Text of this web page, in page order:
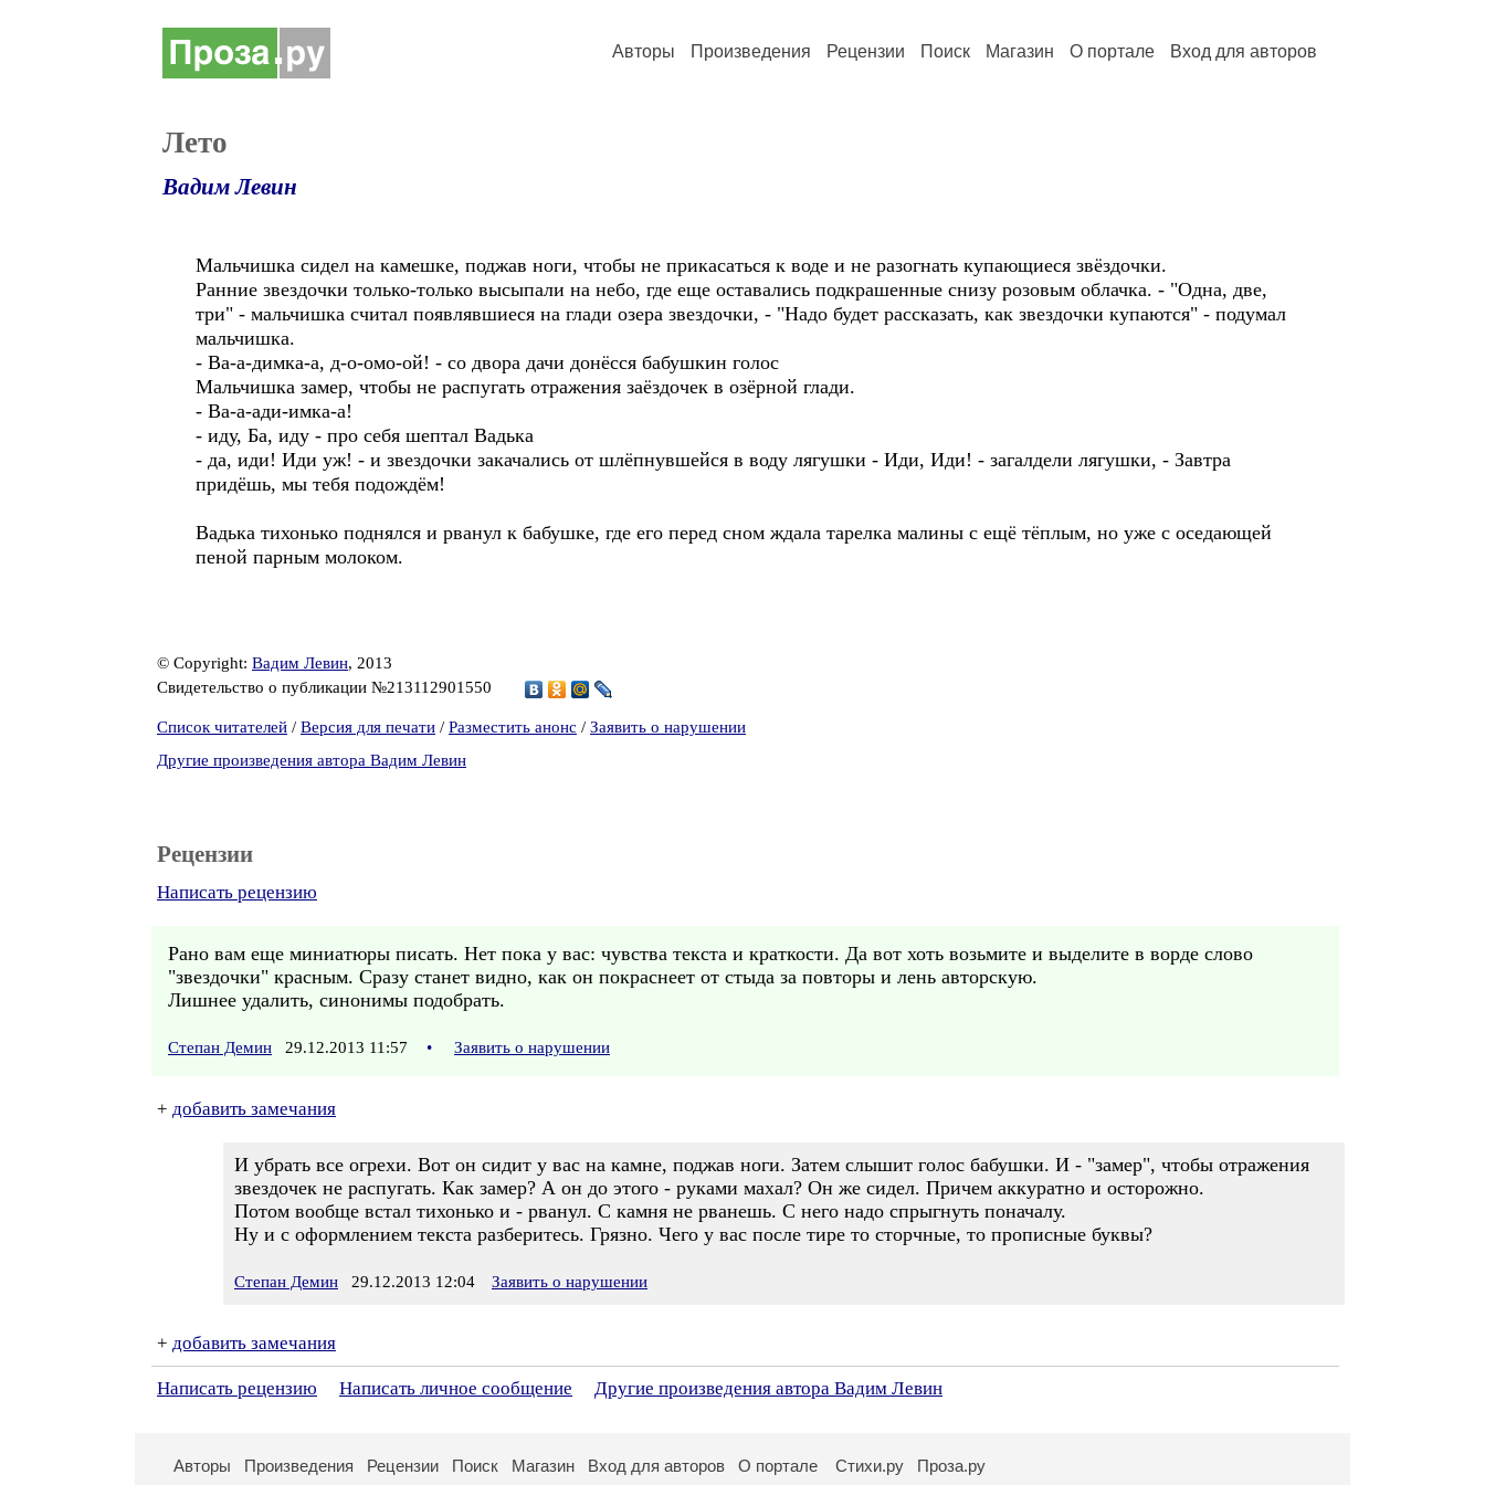
Авторы Произведения Рецензии Поиск Магазин О портале Вход для авторов
Лето
Вадим Левин
Мальчишка сидел на камешке, поджав ноги, чтобы не прикасаться к воде и не разогнать купающиеся звёздочки.
Ранние звездочки только-только высыпали на небо, где еще оставались подкрашенные снизу розовым облачка. - "Одна, две,
три" - мальчишка считал появлявшиеся на глади озера звездочки, - "Надо будет рассказать, как звездочки купаются" - подумал
мальчишка.
- Ва-а-димка-а, д-о-омо-ой! - со двора дачи донёсся бабушкин голос
Мальчишка замер, чтобы не распугать отражения заёздочек в озёрной глади.
- Ва-а-ади-имка-а!
- иду, Ба, иду - про себя шептал Вадька
- да, иди! Иди уж! - и звездочки закачались от шлёпнувшейся в воду лягушки - Иди, Иди! - загалдели лягушки, - Завтра
придёшь, мы тебя подождём!
Вадька тихонько поднялся и рванул к бабушке, где его перед сном ждала тарелка малины с ещё тёплым, но уже с оседающей
пеной парным молоком.
© Copyright: Вадим Левин, 2013
Свидетельство о публикации №213112901550
Список читателей / Версия для печати / Разместить анонс / Заявить о нарушении
Другие произведения автора Вадим Левин
Рецензии
Написать рецензию
Рано вам еще миниатюры писать. Нет пока у вас: чувства текста и краткости. Да вот хоть возьмите и выделите в ворде слово
"звездочки" красным. Сразу станет видно, как он покраснеет от стыда за повторы и лень авторскую.
Лишнее удалить, синонимы подобрать.
Степан Демин 29.12.2013 11:57 • Заявить о нарушении
+ добавить замечания
И убрать все огрехи. Вот он сидит у вас на камне, поджав ноги. Затем слышит голос бабушки. И - "замер", чтобы отражения
звездочек не распугать. Как замер? А он до этого - руками махал? Он же сидел. Причем аккуратно и осторожно.
Потом вообще встал тихонько и - рванул. С камня не рванешь. С него надо спрыгнуть поначалу.
Ну и с оформлением текста разберитесь. Грязно. Чего у вас после тире то сторчные, то прописные буквы?
Степан Демин 29.12.2013 12:04 Заявить о нарушении
+ добавить замечания
Написать рецензию Написать личное сообщение Другие произведения автора Вадим Левин
Авторы Произведения Рецензии Поиск Магазин Вход для авторов О портале Стихи.ру Проза.ру